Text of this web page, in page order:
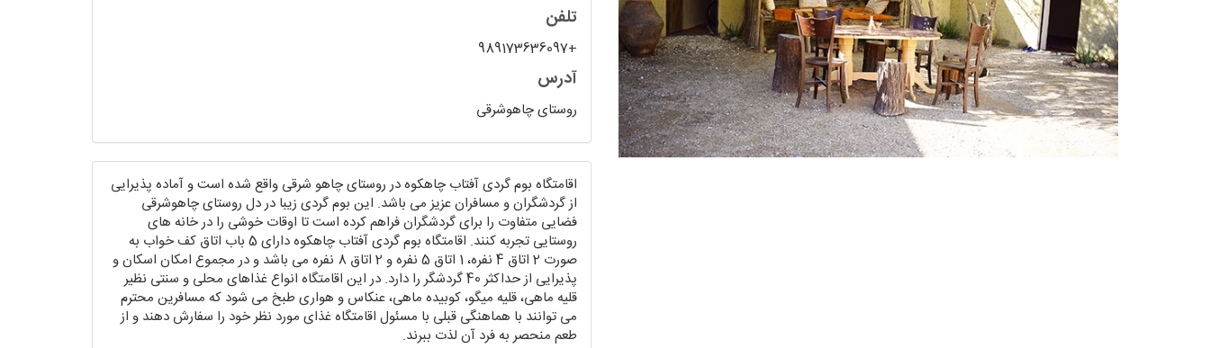
تلفن
+989173636097
آدرس
روستای چاهوشرقی
اقامتگاه بوم گردی آفتاب چاهکوه در روستای چاهو شرقی واقع شده است و آماده پذیرایی
از گردشگران و مسافران عزیز می باشد. این بوم گردی زیبا در دل روستای چاهوشرقی
فضایی متفاوت را برای گردشگران فراهم کرده است تا اوقات خوشی را در خانه های
روستایی تجربه کنند. اقامتگاه بوم گردی آفتاب چاهکوه دارای 5 باب اتاق کف خواب به
صورت 2 اتاق 4 نفره، 1 اتاق 5 نفره و 2 اتاق 8 نفره می باشد و در مجموع امکان اسکان و
پذیرایی از حداکثر 40 گردشگر را دارد. در این اقامتگاه انواع غذاهای محلی و سنتی نظیر
قلیه ماهی، قلیه میگو، کوبیده ماهی، عنکاس و هواری طبخ می شود که مسافرین محترم
می توانند با هماهنگی قبلی با مسئول اقامتگاه غذای مورد نظر خود را سفارش دهند و از
طعم منحصر به فرد آن لذت ببرند.